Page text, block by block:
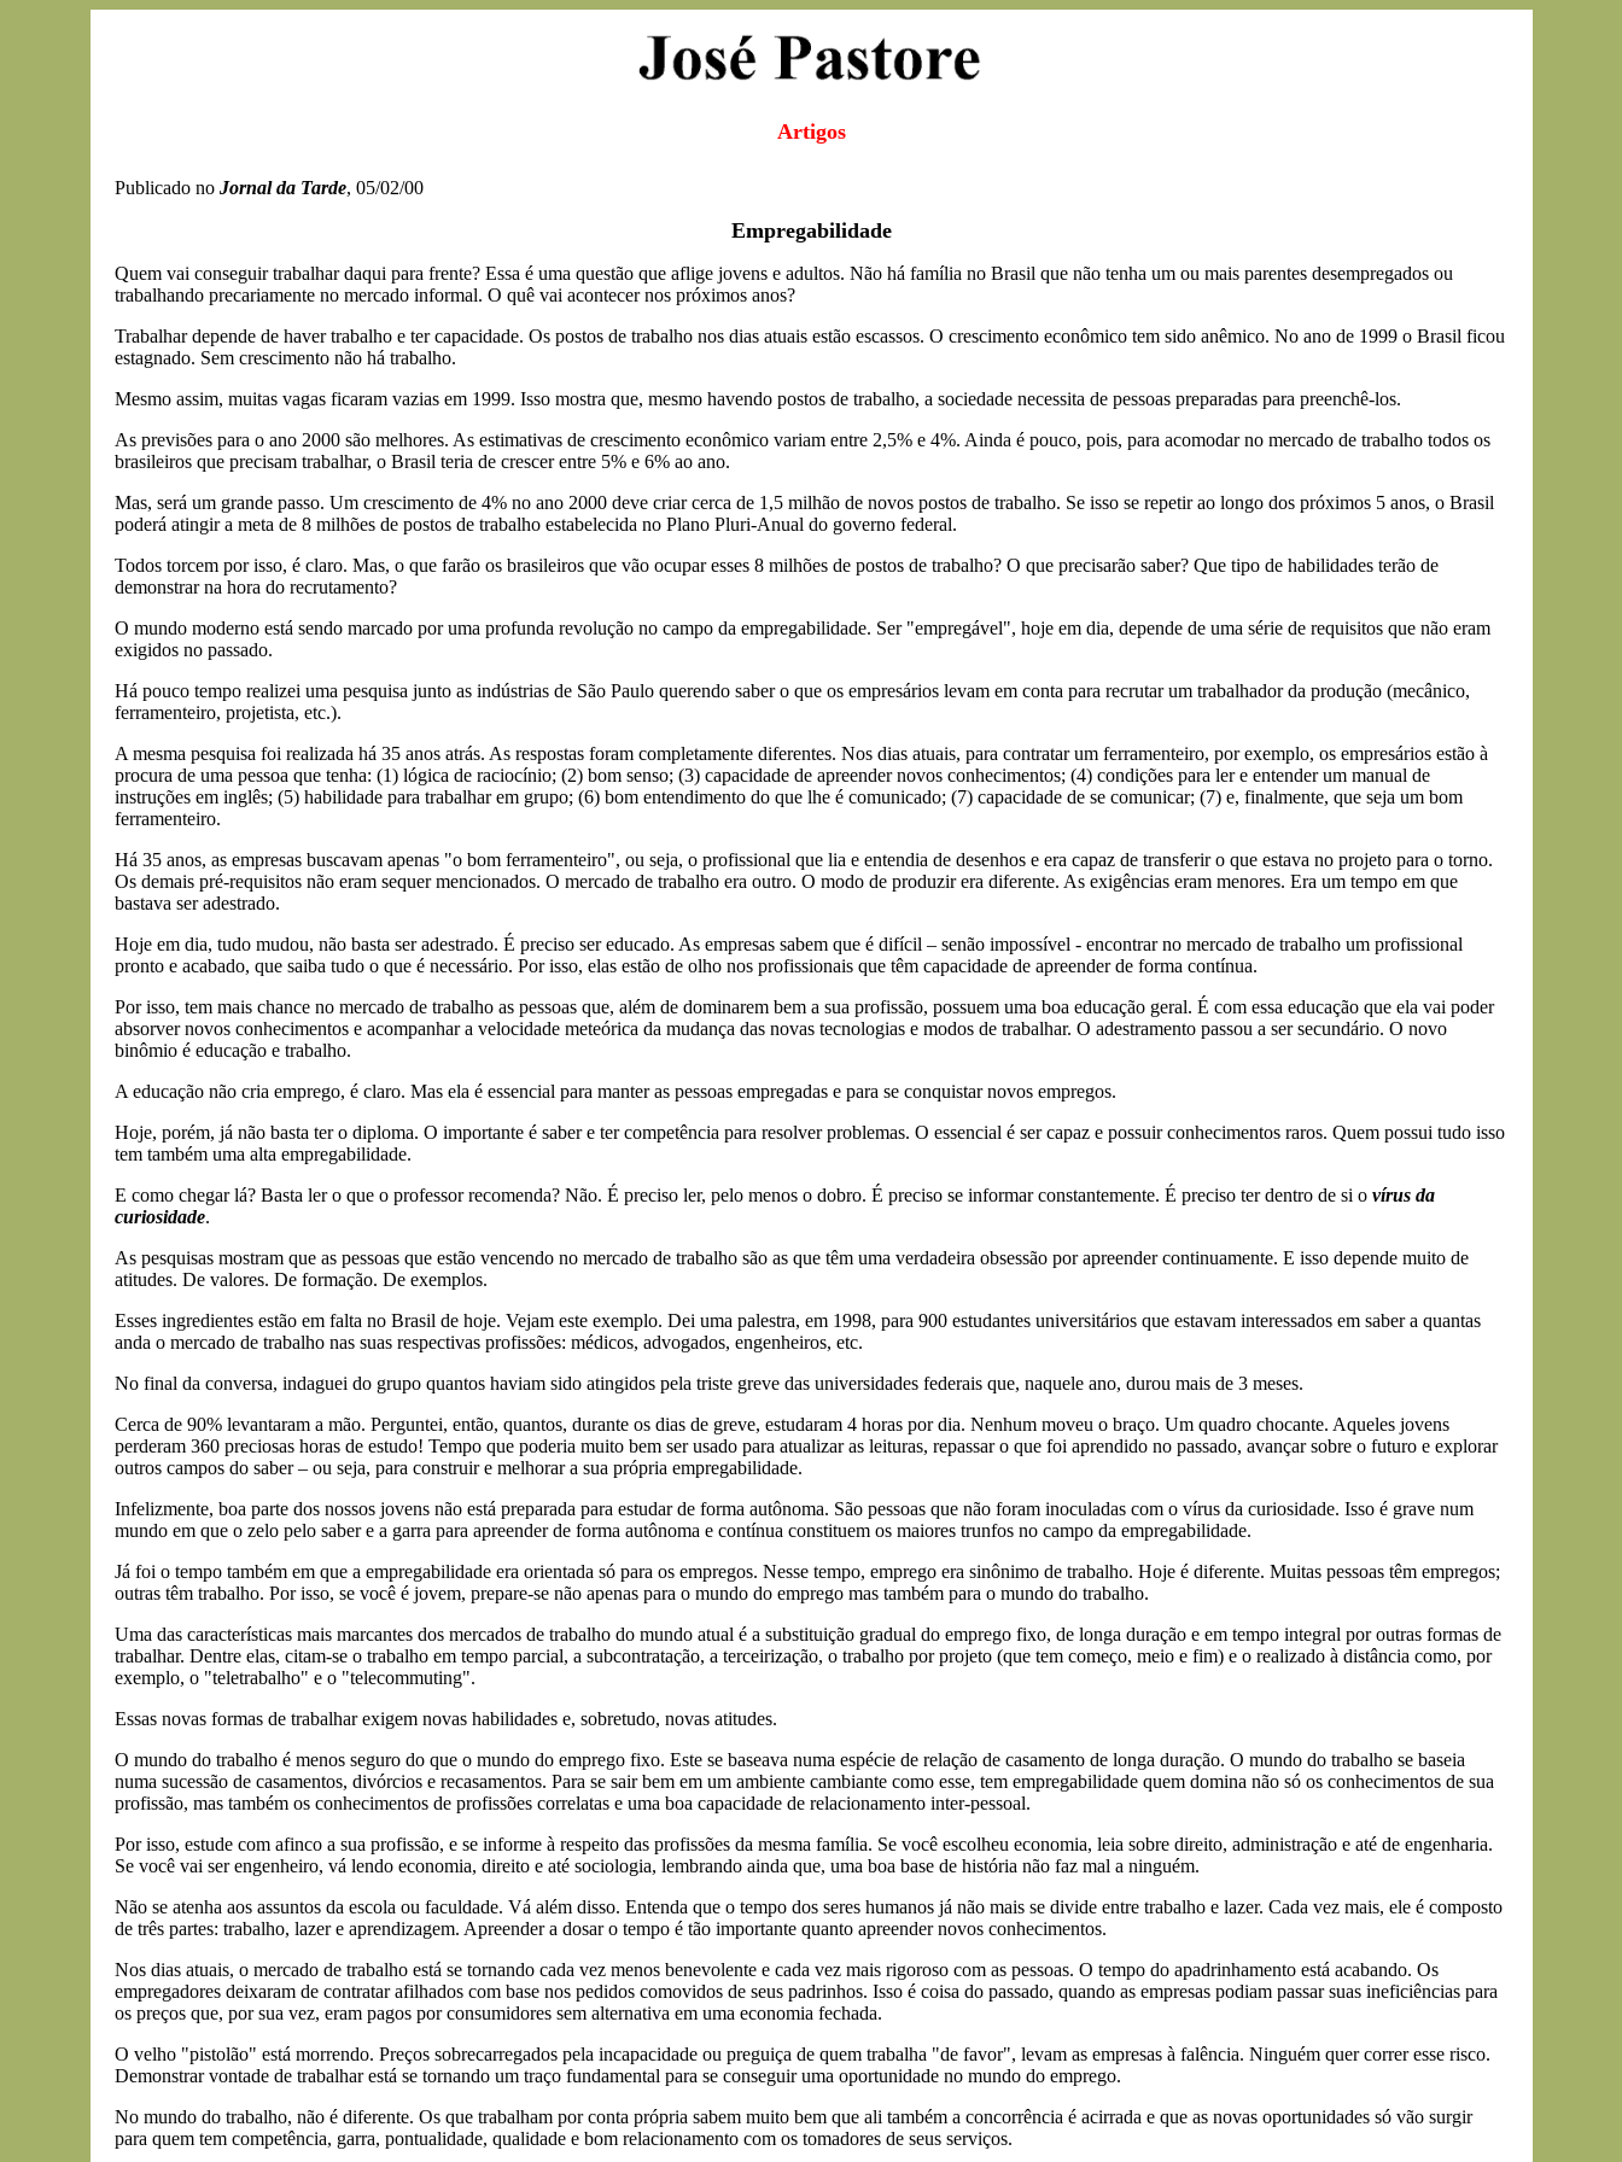
Artigos
Publicado no Jornal da Tarde, 05/02/00
Empregabilidade
Quem vai conseguir trabalhar daqui para frente? Essa é uma questão que aflige jovens e adultos. Não há família no Brasil que não tenha um ou mais parentes desempregados ou
trabalhando precariamente no mercado informal. O quê vai acontecer nos próximos anos?
Trabalhar depende de haver trabalho e ter capacidade. Os postos de trabalho nos dias atuais estão escassos. O crescimento econômico tem sido anêmico. No ano de 1999 o Brasil ficou
estagnado. Sem crescimento não há trabalho.
Mesmo assim, muitas vagas ficaram vazias em 1999. Isso mostra que, mesmo havendo postos de trabalho, a sociedade necessita de pessoas preparadas para preenchê-los.
As previsões para o ano 2000 são melhores. As estimativas de crescimento econômico variam entre 2,5% e 4%. Ainda é pouco, pois, para acomodar no mercado de trabalho todos os
brasileiros que precisam trabalhar, o Brasil teria de crescer entre 5% e 6% ao ano.
Mas, será um grande passo. Um crescimento de 4% no ano 2000 deve criar cerca de 1,5 milhão de novos postos de trabalho. Se isso se repetir ao longo dos próximos 5 anos, o Brasil
poderá atingir a meta de 8 milhões de postos de trabalho estabelecida no Plano Pluri-Anual do governo federal.
Todos torcem por isso, é claro. Mas, o que farão os brasileiros que vão ocupar esses 8 milhões de postos de trabalho? O que precisarão saber? Que tipo de habilidades terão de
demonstrar na hora do recrutamento?
O mundo moderno está sendo marcado por uma profunda revolução no campo da empregabilidade. Ser "empregável", hoje em dia, depende de uma série de requisitos que não eram
exigidos no passado.
Há pouco tempo realizei uma pesquisa junto as indústrias de São Paulo querendo saber o que os empresários levam em conta para recrutar um trabalhador da produção (mecânico,
ferramenteiro, projetista, etc.).
A mesma pesquisa foi realizada há 35 anos atrás. As respostas foram completamente diferentes. Nos dias atuais, para contratar um ferramenteiro, por exemplo, os empresários estão à
procura de uma pessoa que tenha: (1) lógica de raciocínio; (2) bom senso; (3) capacidade de apreender novos conhecimentos; (4) condições para ler e entender um manual de
instruções em inglês; (5) habilidade para trabalhar em grupo; (6) bom entendimento do que lhe é comunicado; (7) capacidade de se comunicar; (7) e, finalmente, que seja um bom
ferramenteiro.
Há 35 anos, as empresas buscavam apenas "o bom ferramenteiro", ou seja, o profissional que lia e entendia de desenhos e era capaz de transferir o que estava no projeto para o torno.
Os demais pré-requisitos não eram sequer mencionados. O mercado de trabalho era outro. O modo de produzir era diferente. As exigências eram menores. Era um tempo em que
bastava ser adestrado.
Hoje em dia, tudo mudou, não basta ser adestrado. É preciso ser educado. As empresas sabem que é difícil – senão impossível - encontrar no mercado de trabalho um profissional
pronto e acabado, que saiba tudo o que é necessário. Por isso, elas estão de olho nos profissionais que têm capacidade de apreender de forma contínua.
Por isso, tem mais chance no mercado de trabalho as pessoas que, além de dominarem bem a sua profissão, possuem uma boa educação geral. É com essa educação que ela vai poder
absorver novos conhecimentos e acompanhar a velocidade meteórica da mudança das novas tecnologias e modos de trabalhar. O adestramento passou a ser secundário. O novo
binômio é educação e trabalho.
A educação não cria emprego, é claro. Mas ela é essencial para manter as pessoas empregadas e para se conquistar novos empregos.
Hoje, porém, já não basta ter o diploma. O importante é saber e ter competência para resolver problemas. O essencial é ser capaz e possuir conhecimentos raros. Quem possui tudo isso
tem também uma alta empregabilidade.
E como chegar lá? Basta ler o que o professor recomenda? Não. É preciso ler, pelo menos o dobro. É preciso se informar constantemente. É preciso ter dentro de si o vírus da
curiosidade.
As pesquisas mostram que as pessoas que estão vencendo no mercado de trabalho são as que têm uma verdadeira obsessão por apreender continuamente. E isso depende muito de
atitudes. De valores. De formação. De exemplos.
Esses ingredientes estão em falta no Brasil de hoje. Vejam este exemplo. Dei uma palestra, em 1998, para 900 estudantes universitários que estavam interessados em saber a quantas
anda o mercado de trabalho nas suas respectivas profissões: médicos, advogados, engenheiros, etc.
No final da conversa, indaguei do grupo quantos haviam sido atingidos pela triste greve das universidades federais que, naquele ano, durou mais de 3 meses.
Cerca de 90% levantaram a mão. Perguntei, então, quantos, durante os dias de greve, estudaram 4 horas por dia. Nenhum moveu o braço. Um quadro chocante. Aqueles jovens
perderam 360 preciosas horas de estudo! Tempo que poderia muito bem ser usado para atualizar as leituras, repassar o que foi aprendido no passado, avançar sobre o futuro e explorar
outros campos do saber – ou seja, para construir e melhorar a sua própria empregabilidade.
Infelizmente, boa parte dos nossos jovens não está preparada para estudar de forma autônoma. São pessoas que não foram inoculadas com o vírus da curiosidade. Isso é grave num
mundo em que o zelo pelo saber e a garra para apreender de forma autônoma e contínua constituem os maiores trunfos no campo da empregabilidade.
Já foi o tempo também em que a empregabilidade era orientada só para os empregos. Nesse tempo, emprego era sinônimo de trabalho. Hoje é diferente. Muitas pessoas têm empregos;
outras têm trabalho. Por isso, se você é jovem, prepare-se não apenas para o mundo do emprego mas também para o mundo do trabalho.
Uma das características mais marcantes dos mercados de trabalho do mundo atual é a substituição gradual do emprego fixo, de longa duração e em tempo integral por outras formas de
trabalhar. Dentre elas, citam-se o trabalho em tempo parcial, a subcontratação, a terceirização, o trabalho por projeto (que tem começo, meio e fim) e o realizado à distância como, por
exemplo, o "teletrabalho" e o "telecommuting".
Essas novas formas de trabalhar exigem novas habilidades e, sobretudo, novas atitudes.
O mundo do trabalho é menos seguro do que o mundo do emprego fixo. Este se baseava numa espécie de relação de casamento de longa duração. O mundo do trabalho se baseia
numa sucessão de casamentos, divórcios e recasamentos. Para se sair bem em um ambiente cambiante como esse, tem empregabilidade quem domina não só os conhecimentos de sua
profissão, mas também os conhecimentos de profissões correlatas e uma boa capacidade de relacionamento inter-pessoal.
Por isso, estude com afinco a sua profissão, e se informe à respeito das profissões da mesma família. Se você escolheu economia, leia sobre direito, administração e até de engenharia.
Se você vai ser engenheiro, vá lendo economia, direito e até sociologia, lembrando ainda que, uma boa base de história não faz mal a ninguém.
Não se atenha aos assuntos da escola ou faculdade. Vá além disso. Entenda que o tempo dos seres humanos já não mais se divide entre trabalho e lazer. Cada vez mais, ele é composto
de três partes: trabalho, lazer e aprendizagem. Apreender a dosar o tempo é tão importante quanto apreender novos conhecimentos.
Nos dias atuais, o mercado de trabalho está se tornando cada vez menos benevolente e cada vez mais rigoroso com as pessoas. O tempo do apadrinhamento está acabando. Os
empregadores deixaram de contratar afilhados com base nos pedidos comovidos de seus padrinhos. Isso é coisa do passado, quando as empresas podiam passar suas ineficiências para
os preços que, por sua vez, eram pagos por consumidores sem alternativa em uma economia fechada.
O velho "pistolão" está morrendo. Preços sobrecarregados pela incapacidade ou preguiça de quem trabalha "de favor", levam as empresas à falência. Ninguém quer correr esse risco.
Demonstrar vontade de trabalhar está se tornando um traço fundamental para se conseguir uma oportunidade no mundo do emprego.
No mundo do trabalho, não é diferente. Os que trabalham por conta própria sabem muito bem que ali também a concorrência é acirrada e que as novas oportunidades só vão surgir
para quem tem competência, garra, pontualidade, qualidade e bom relacionamento com os tomadores de seus serviços.